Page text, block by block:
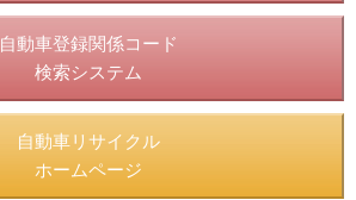
自動車登録関係コード
検索システム
自動車リサイクル
ホームページ